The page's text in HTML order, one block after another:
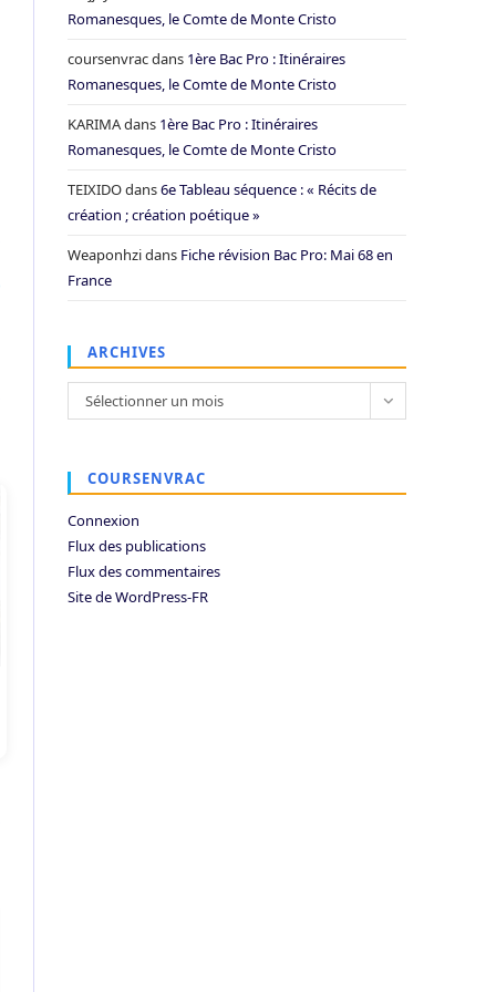
Romanesques, le Comte de Monte Cristo
coursenvracdans 1ère Bac Pro : Itinéraires
Romanesques, le Comte de Monte Cristo
KARIMAdans 1ère Bac Pro : Itinéraires
Romanesques, le Comte de Monte Cristo
TEIXIDOdans6e Tableau séquence : « Récits de
création ; création poétique »
Weaponhzidans Fiche révision Bac Pro: Mai 68 en
France
ARCHIVES
Archives
Sélectionner un mois
COURSENVRAC
Connexion
Flux des publications
Flux des commentaires
Site de WordPress-FR